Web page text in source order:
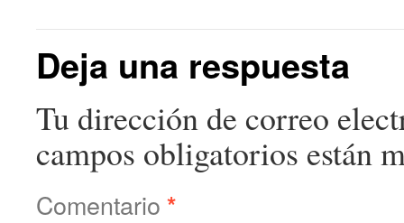
Deja una respuesta
Tu dirección de correo
campos obligatorios están
Comentario *